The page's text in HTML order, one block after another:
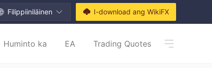
Filippiiniläinen I-download ang WikiFX
Huminto ka EA Trading Quotes